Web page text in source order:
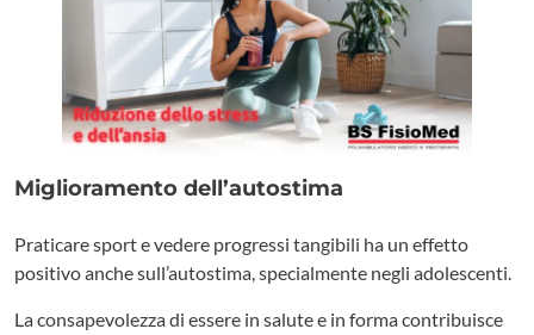
Miglioramento dell’autostima
Praticare sport e vedere progressi tangibili ha un effetto
positivo anche sull’autostima, specialmente negli adolescenti.
La consapevolezza di essere in salute e in forma contribuisce